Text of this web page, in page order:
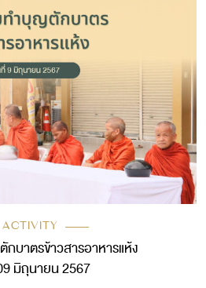
ACTIVITY
บาตรข้าวสารอาหารแห้ง
มิถุนายน 2567